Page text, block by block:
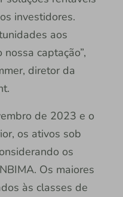
investidores.
aos
captação”,
diretor da
de 2023 e o
os ativos sob
os
Os maiores
às classes de